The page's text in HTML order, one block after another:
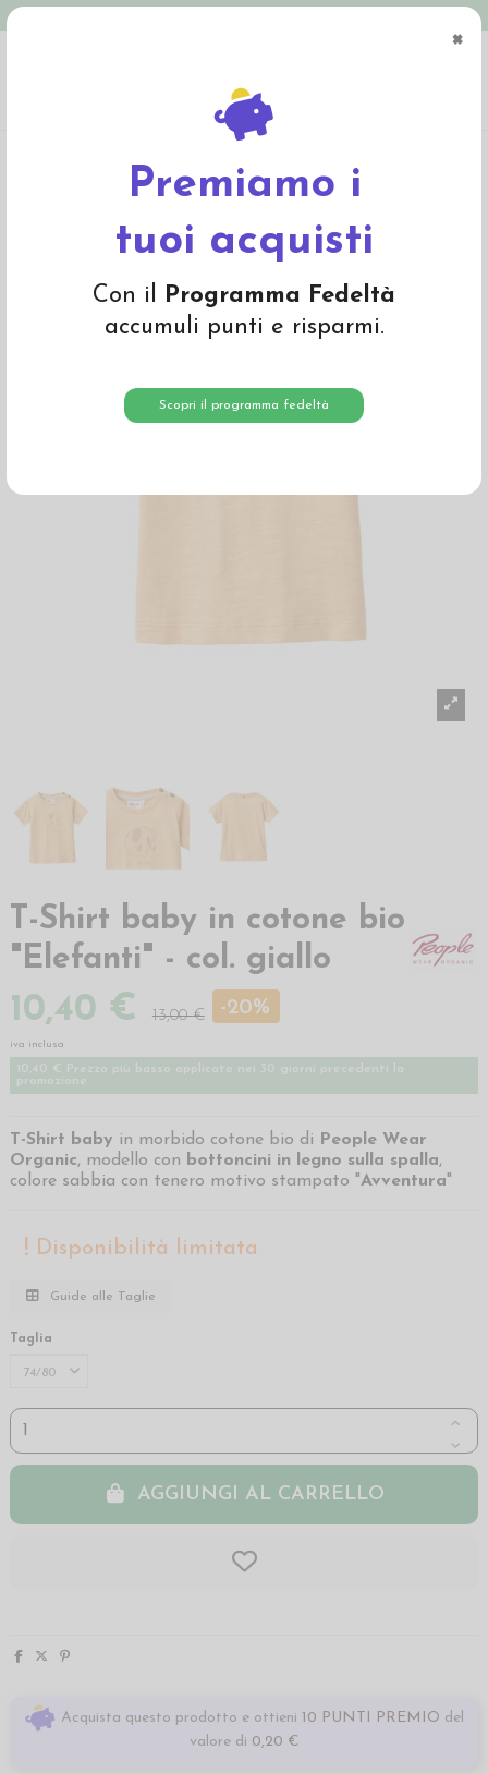
×
Premiamo i
tuoi acquisti
Con il Programma Fedeltà
accumuli punti e risparmi.
Scopri il programma fedeltà
cotone bio "Elefanti" - col. giallo
T-Shirt baby in cotone bio
"Elefanti" - col. giallo
10,40 € 13,00 € -20%
iva inclusa
10,40 € Prezzo più basso applicato nei 30 giorni precedenti la
promozione
T-Shirt baby in morbido cotone bio di People Wear
Organic, modello con bottoncini in legno sulla spalla,
colore sabbia con tenero motivo stampato "Avventura"
Disponibilità limitata
Guide alle Taglie
Taglia
AGGIUNGI AL CARRELLO
Acquista questo prodotto e ottieni 10 PUNTI PREMIO del
valore di 0,20 €